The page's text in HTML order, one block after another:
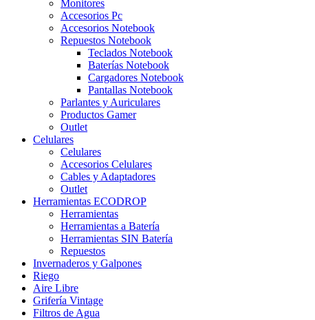
Monitores
Accesorios Pc
Accesorios Notebook
Repuestos Notebook
Teclados Notebook
Baterías Notebook
Cargadores Notebook
Pantallas Notebook
Parlantes y Auriculares
Productos Gamer
Outlet
Celulares
Celulares
Accesorios Celulares
Cables y Adaptadores
Outlet
Herramientas ECODROP
Herramientas
Herramientas a Batería
Herramientas SIN Batería
Repuestos
Invernaderos y Galpones
Riego
Aire Libre
Grifería Vintage
Filtros de Agua